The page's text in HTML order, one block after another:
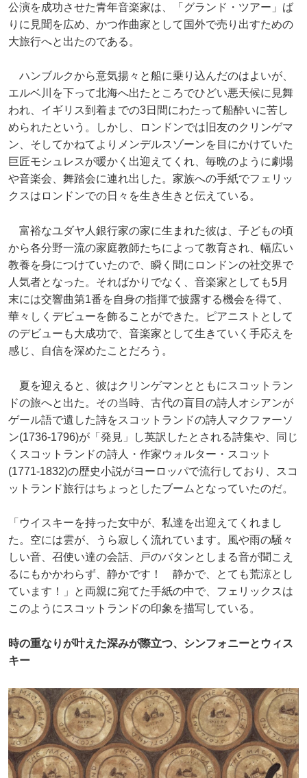
公演を成功させた青年音楽家は、「グランド・ツアー」ば
りに見聞を広め、かつ作曲家として国外で売り出すための
大旅行へと出たのである。
ハンブルクから意気揚々と船に乗り込んだのはよいが、
エルベ川を下って北海へ出たところでひどい悪天候に見舞
われ、イギリス到着までの3日間にわたって船酔いに苦し
められたという。しかし、ロンドンでは旧友のクリンゲマ
ン、そしてかねてよりメンデルスゾーンを目にかけていた
巨匠モシュレスが暖かく出迎えてくれ、毎晩のように劇場
や音楽会、舞踏会に連れ出した。家族への手紙でフェリッ
クスはロンドンでの日々を生き生きと伝えている。
富裕なユダヤ人銀行家の家に生まれた彼は、子どもの頃
から各分野一流の家庭教師たちによって教育され、幅広い
教養を身につけていたので、瞬く間にロンドンの社交界で
人気者となった。そればかりでなく、音楽家としても5月
末には交響曲第1番を自身の指揮で披露する機会を得て、
華々しくデビューを飾ることができた。ピアニストとして
のデビューも大成功で、音楽家として生きていく手応えを
感じ、自信を深めたことだろう。
夏を迎えると、彼はクリンゲマンとともにスコットラン
ドの旅へと出た。その当時、古代の盲目の詩人オシアンが
ゲール語で遺した詩をスコットランドの詩人マクファーソ
ン(1736-1796)が「発見」し英訳したとされる詩集や、同じ
くスコットランドの詩人・作家ウォルター・スコット
(1771-1832)の歴史小説がヨーロッパで流行しており、スコ
ットランド旅行はちょっとしたブームとなっていたのだ。
「ウイスキーを持った女中が、私達を出迎えてくれまし
た。空には雲が、うら寂しく流れています。風や雨の騒々
しい音、召使い達の会話、戸のバタンとしまる音が聞こえ
るにもかかわらず、静かです！ 静かで、とても荒涼とし
ています！」と両親に宛てた手紙の中で、フェリックスは
このようにスコットランドの印象を描写している。
時の重なりが叶えた深みが際立つ、シンフォニーとウィス
キー